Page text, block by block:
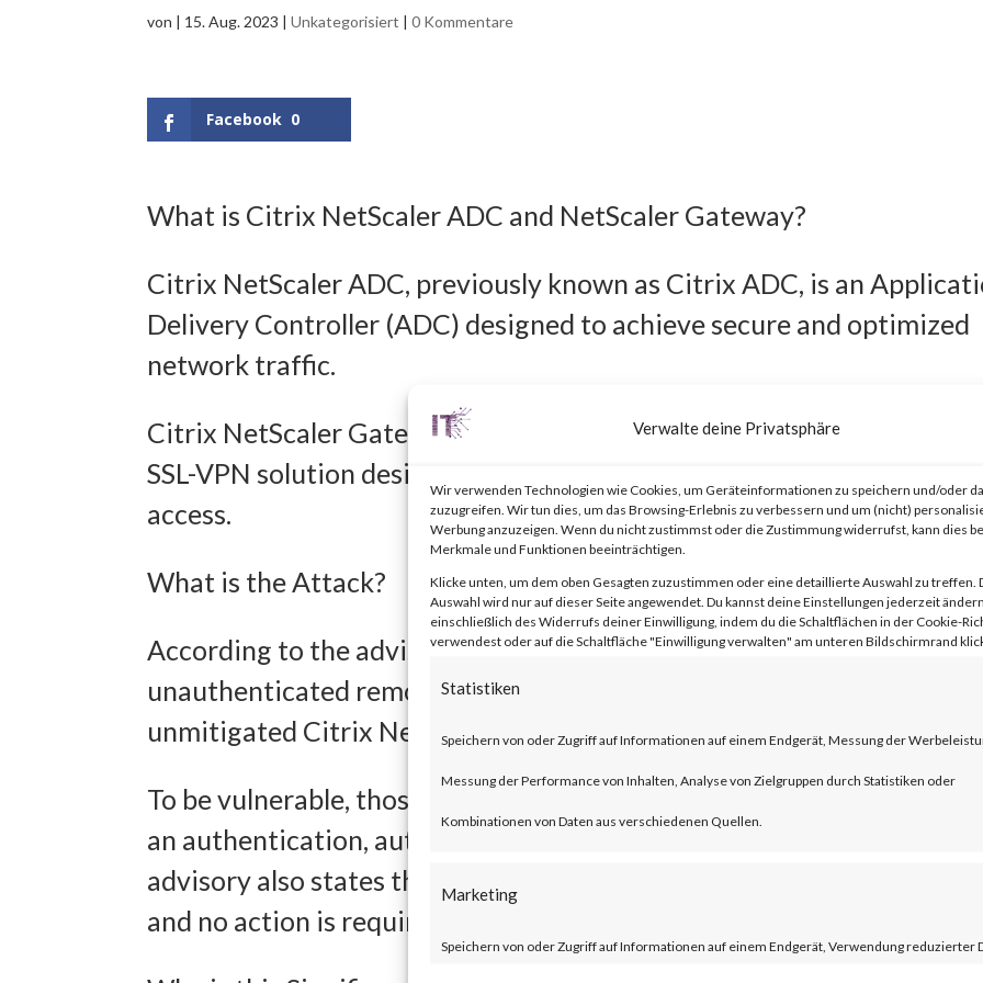
Verwalte deine Privatsphäre
Wir verwenden Technologien wie Cookies, um Geräteinformationen zu speichern und/oder
zuzugreifen. Wir tun dies, um das Browsing-Erlebnis zu verbessern und um (nicht)
Werbung anzuzeigen. Wenn du nicht zustimmst oder die Zustimmung widerrufst, kann dies
Merkmale und Funktionen beeinträchtigen.
Klicke unten, um dem oben Gesagten zuzustimmen oder eine detaillierte Auswahl zu treffen.
Auswahl wird nur auf dieser Seite angewendet. Du kannst deine Einstellungen jederzeit ändern,
einschließlich des Widerrufs deiner Einwilligung, indem du die Schaltflächen in der Cookie-
verwendest oder auf die Schaltfläche "Einwilligung verwalten" am unteren Bildschirmrand
Statistiken
Speichern von oder Zugriff auf Informationen auf einem Endgerät, Messung der
Messung der Performance von Inhalten, Analyse von Zielgruppen durch Statistiken oder
Kombinationen von Daten aus verschiedenen Quellen.
Marketing
Speichern von oder Zugriff auf Informationen auf einem Endgerät, Verwendung reduzierter
von | 15. Aug. 2023 |Unkategorisiert |0 Kommentare
Facebook 0
What is Citrix NetScaler ADC and NetScaler Gateway?
Citrix NetScaler ADC, previously known as Citrix ADC, is an
Delivery Controller (ADC) designed to achieve secure and optimized
network traffic.
Citrix NetScaler Gateway, previously known as Citrix Gateway, is an
SSL-VPN solution designed to provide secure and optimized remote
access.
What is the Attack?
According to the advisory published by Citrix, CVE-2023-3519 is an
unauthenticated remote code execution vulnerability that affects the
unmitigated Citrix NetScaler ADC and NetScaler Gateway products.
To be vulnerable, those products must be configured as a gateway or
an authentication, authorization and auditing (AAA) virtual server.
advisory also states that Citrix managed servers are already mitigated
and no action is required.